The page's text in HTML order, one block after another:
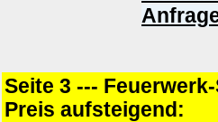
Seite 3 ---
Preis aufsteigend: